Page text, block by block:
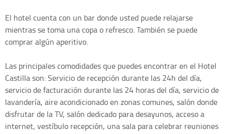
El hotel cuenta con un bar donde usted puede relajarse
mientras se toma una copa o refresco. También se puede
comprar algún aperitivo.
Las principales comodidades que puedes encontrar en el Hotel
Castilla son: Servicio de recepción durante las 24h del día,
servicio de facturación durante las 24 horas del día, servicio de
lavandería, aire acondicionado en zonas comunes, salón donde
disfrutar de la TV, salón dedicado para desayunos, acceso a
internet, vestíbulo recepción, una sala para celebrar reuniones